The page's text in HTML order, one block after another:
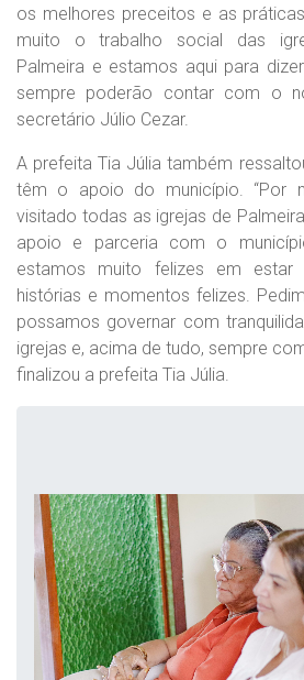
os melhores preceitos e as
muito o trabalho social das
Palmeira e estamos aqui para
sempre poderão contar com o
secretário Júlio Cezar.
A prefeita Tia Júlia também
têm o apoio do município. “Por
visitado todas as igrejas de
apoio e parceria com o
estamos muito felizes em estar
histórias e momentos felizes.
possamos governar com
igrejas e, acima de tudo, sempre
finalizou a prefeita Tia Júlia.